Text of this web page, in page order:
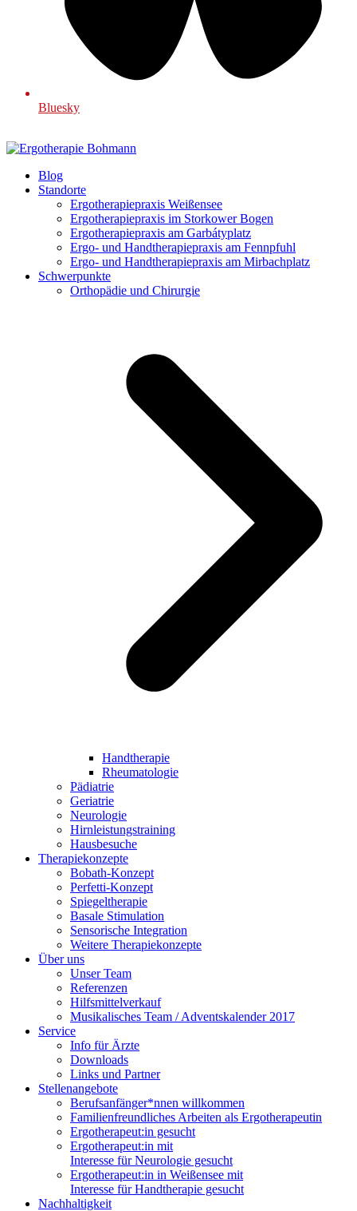
Bluesky
Blog
Standorte
Ergotherapiepraxis Weißensee
Ergotherapiepraxis im Storkower Bogen
Ergotherapiepraxis am Garbátyplatz
Ergo- und Handtherapiepraxis am Fennpfuhl
Ergo- und Handtherapiepraxis am Mirbachplatz
Schwerpunkte
Orthopädie und Chirurgie
Handtherapie
Rheumatologie
Pädiatrie
Geriatrie
Neurologie
Hirnleistungstraining
Hausbesuche
Therapiekonzepte
Bobath-Konzept
Perfetti-Konzept
Spiegeltherapie
Basale Stimulation
Sensorische Integration
Weitere Therapiekonzepte
Über uns
Unser Team
Referenzen
Hilfsmittelverkauf
Musikalisches Team / Adventskalender 2017
Service
Info für Ärzte
Downloads
Links und Partner
Stellenangebote
Berufsanfänger*nnen willkommen
Familienfreundliches Arbeiten als Ergotherapeutin
Ergotherapeut:in gesucht
Ergotherapeut:in mit
Interesse für Neurologie gesucht
Ergotherapeut:in in Weißensee mit
Interesse für Handtherapie gesucht
Nachhaltigkeit